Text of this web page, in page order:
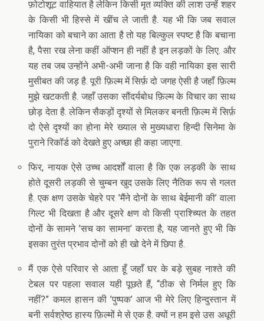
फ़ोटोशूट वाहियात है लेकिन किसी मृत व्यक्ति की लाश उन्हें शहर
के किसी भी हिस्से में खींच ले जाती है. यह भी कि जब सवाल
नायिका को बचाने का आता है तो यह बिल्कुल स्पष्ट है कि बचाना
है, पैसा रख लेना कहीं ऑप्शन ही नहीं है इन लड़कों के लिए. और
यह तब जब उन्होंने अभी-अभी जाना है कि वही नायिका इस सारी
मुसीबत की जड़ है. पूरी फ़िल्म में सिर्फ़ दो जगह ऐसी है जहाँ फ़िल्म
मुझे खटकती है. जहाँ उसका सौंदर्यबोध फ़िल्म के विचार का साथ
छोड़ देता है. लेकिन सैकड़ों दृश्यों से मिलकर बनती फ़िल्म में सिर्फ़
दो ऐसे दृश्यों का होना मेरे ख्याल से मुख्यधारा हिन्दी सिनेमा के
पुराने रिकॉर्ड को देखते हुए अच्छा ही कहा जाएगा.
फिर, नायक ऐसे उच्च आदर्शों वाला है कि एक लड़की के साथ
होते दूसरी लड़की से चुम्बन खुद उसके लिए नैतिक रूप से गलत
है. एक क्षण उसके चेहरे पर ’मैंने दोनों के साथ बेईमानी की’ वाला
गिल्ट भी दिखता है और दूसरे क्षण वो किसी प्राश्च्यित के तहत
दोनों के सामने ’सच का सामना’ करता है, यह जानते हुए भी कि
इसका तुरंत प्रभाव दोनों को ही खो देने में छिपा है.
मैं एक ऐसे परिवार से आता हूँ जहाँ घर के बड़े सुबह नाश्ते की
टेबल पर पहला सवाल यही पूछते हैं, “ठीक से निर्मल हुए कि
नहीं?” कमल हासन की ’पुष्पक’ आज भी मेरे लिए हिन्दुस्तान में
बनी सर्वश्रेष्ठ हास्य फ़िल्मों मे से एक है. क्यों न हम इसे उस अधूरी